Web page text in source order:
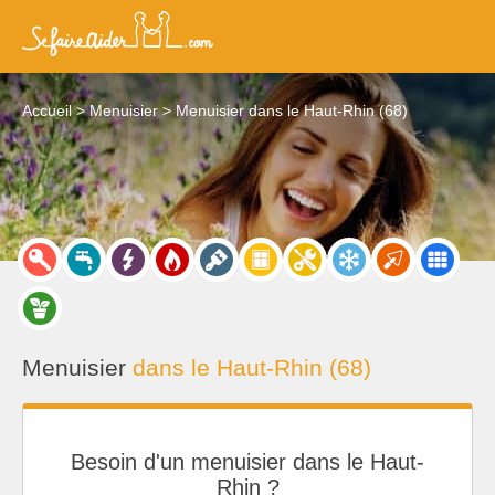
Accueil Menuisier Menuisier dans le Haut-Rhin (68)
Menuisier dans le Haut-Rhin (68)
Besoin d'un menuisier dans le Haut-
Rhin ?